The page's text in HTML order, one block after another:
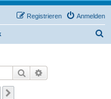
Anmelden
Registrieren
Suche